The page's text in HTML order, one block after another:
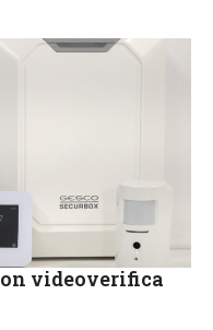
videoverifica